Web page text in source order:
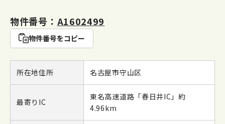
物件番号： A1602499
物件番号をコピー
所在地住所 名古屋市守山区
最寄りIC
東名高速道路「春日井IC」約
4.96km